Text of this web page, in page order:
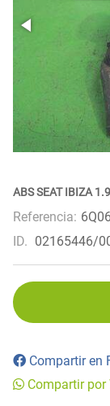
ABS SEAT IBIZA
Referencia:
ID. 02165446/
Compartir en
Compartir por